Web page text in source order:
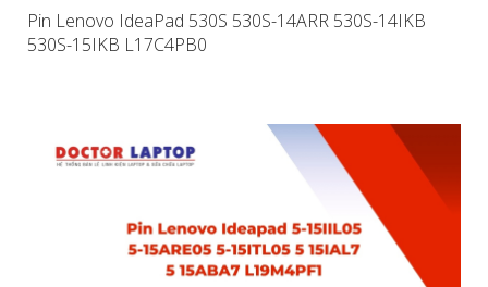
Pin Lenovo IdeaPad 530S 530S-14ARR 530S-14IKB
530S-15IKB L17C4PB0